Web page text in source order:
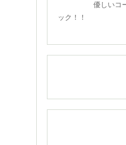
優しいコー
ック！！